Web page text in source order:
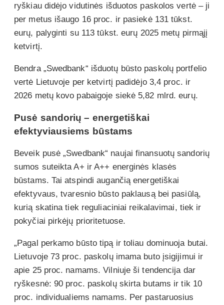
ryškiau didėjo vidutinės išduotos paskolos vertė – ji
per metus išaugo 16 proc. ir pasiekė 131 tūkst.
eurų, palyginti su 113 tūkst. eurų 2025 metų pirmąjį
ketvirtį.
Bendra „Swedbank“ išduotų būsto paskolų portfelio
vertė Lietuvoje per ketvirtį padidėjo 3,4 proc. ir
2026 metų kovo pabaigoje siekė 5,82 mlrd. eurų.
Pusė sandorių – energetiškai
efektyviausiems būstams
Beveik pusė „Swedbank“ naujai finansuotų sandorių
sumos suteikta A+ ir A++ energinės klasės
būstams. Tai atspindi augančią energetiškai
efektyvaus, tvaresnio būsto paklausą bei pasiūlą,
kurią skatina tiek reguliaciniai reikalavimai, tiek ir
pokyčiai pirkėjų prioritetuose.
„Pagal perkamo būsto tipą ir toliau dominuoja butai.
Lietuvoje 73 proc. paskolų imama buto įsigijimui ir
apie 25 proc. namams. Vilniuje ši tendencija dar
ryškesnė: 90 proc. paskolų skirta butams ir tik 10
proc. individualiems namams. Per pastaruosius